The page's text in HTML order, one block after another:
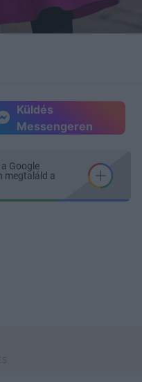
Küldés
Messengeren
Google
megtaláld a